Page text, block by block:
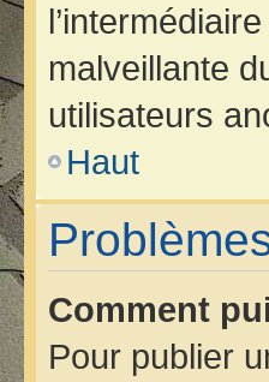
malveillante
utilisateurs
Haut
Comment
Pour publier